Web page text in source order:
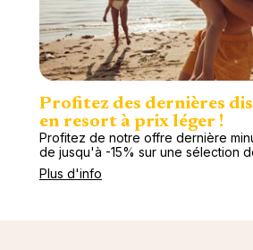
Profitez des dernières
en resort à prix léger !
Profitez de notre offre dernière
de jusqu'à -15% sur une sélection
Plus d'info